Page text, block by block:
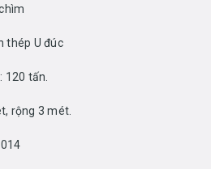
thép U đúc
120 tấn.
rộng 3 mét.